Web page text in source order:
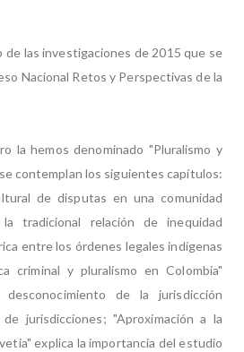
las investigaciones de 2015 que se
Nacional Retos y Perspectivas de la
la hemos denominado "Pluralismo y
contemplan los siguientes capítulos:
de disputas en una comunidad
la tradicional relación de inequidad
entre los órdenes legales indígenas
criminal y pluralismo en Colombia"
de la jurisdicción
jurisdicciones; "Aproximación a la
explica la importancia del estudio